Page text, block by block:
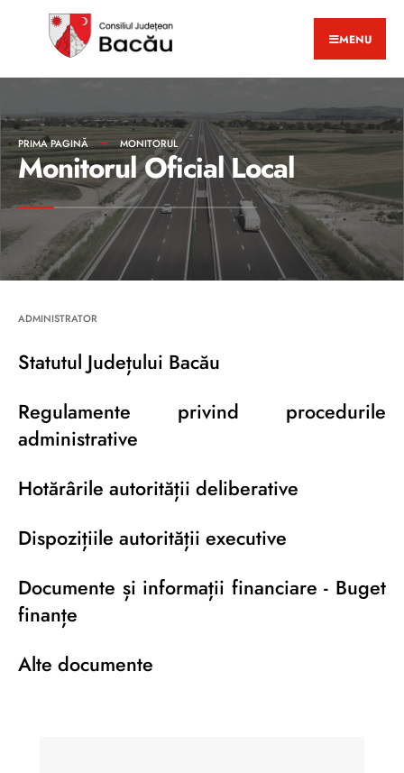
MENU
PRIMA PAGINĂ MONITORUL
Monitorul Oficial Local
ADMINISTRATOR
Statutul Județului Bacău
Regulamente privind procedurile
administrative
Hotărârile autorității deliberative
Dispozițiile autorității executive
Documente și informații financiare - Buget
finanțe
Alte documente